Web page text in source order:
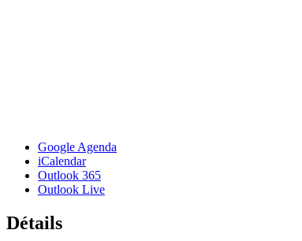
Google Agenda
iCalendar
Outlook 365
Outlook Live
Détails